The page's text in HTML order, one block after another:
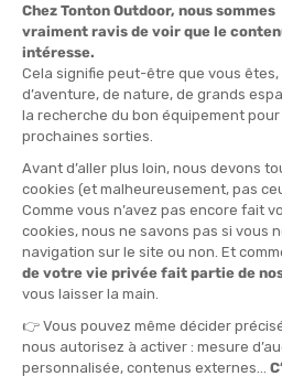
futuristico, i corridori si sfideranno ai
tracciato rapido e rettilineo. Una
un’atmosfera elettrica per lanciare la
Per l’occasione, una squadra
Composizione della squadra
Noémie ZAMIA
Alix VERMEULEN
Bryan LE TOQUIN
Robin LE HEN
Théodore LIOT